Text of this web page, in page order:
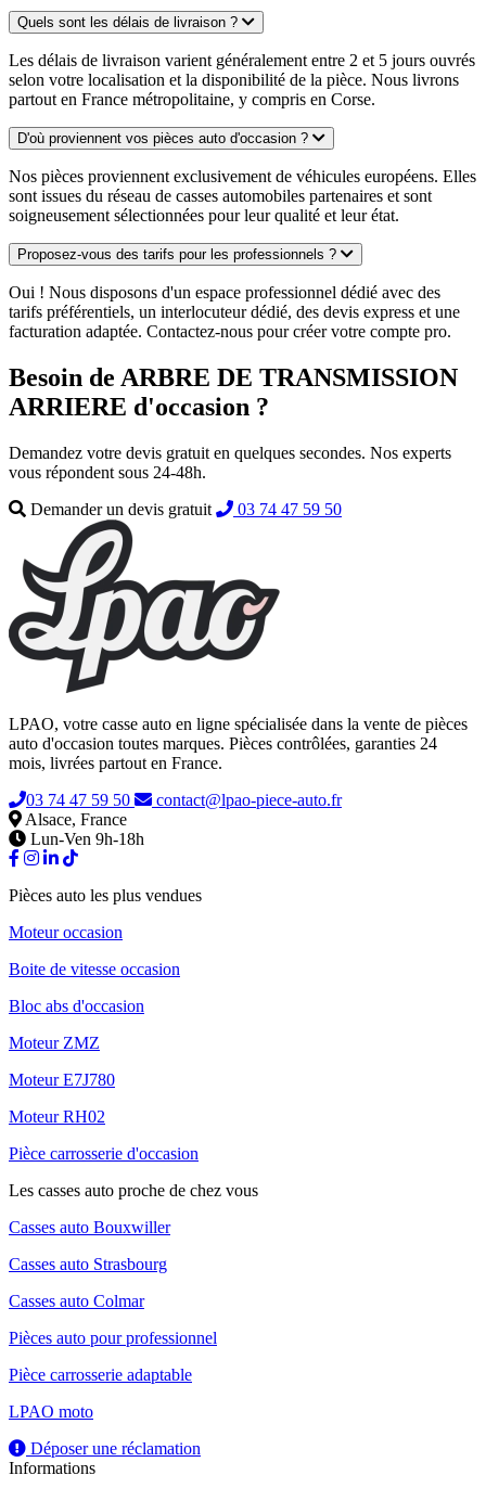
Quels sont les délais de livraison ?
Les délais de livraison varient généralement entre 2 et 5 jours ouvrés
selon votre localisation et la disponibilité de la pièce. Nous livrons
partout en France métropolitaine, y compris en Corse.
D'où proviennent vos pièces auto d'occasion ?
Nos pièces proviennent exclusivement de véhicules européens. Elles
sont issues du réseau de casses automobiles partenaires et sont
soigneusement sélectionnées pour leur qualité et leur état.
Proposez-vous des tarifs pour les professionnels ?
Oui ! Nous disposons d'un espace professionnel dédié avec des
tarifs préférentiels, un interlocuteur dédié, des devis express et une
facturation adaptée. Contactez-nous pour créer votre compte pro.
Besoin de ARBRE DE TRANSMISSION
ARRIERE d'occasion ?
Demandez votre devis gratuit en quelques secondes. Nos experts
vous répondent sous 24-48h.
Demander un devis gratuit
03 74 47 59 50
LPAO, votre casse auto en ligne spécialisée dans la vente de pièces
auto d'occasion toutes marques. Pièces contrôlées, garanties 24
mois, livrées partout en France.
03 74 47 59 50
contact@lpao-piece-auto.fr
Alsace, France
Lun-Ven 9h-18h
Pièces auto les plus vendues
Moteur occasion
Boite de vitesse occasion
Bloc abs d'occasion
Moteur ZMZ
Moteur E7J780
Moteur RH02
Pièce carrosserie d'occasion
Les casses auto proche de chez vous
Casses auto Bouxwiller
Casses auto Strasbourg
Casses auto Colmar
Pièces auto pour professionnel
Pièce carrosserie adaptable
LPAO moto
Déposer une réclamation
Informations